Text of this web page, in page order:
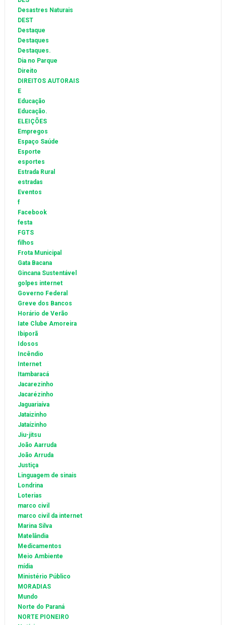
Desastres Naturais
DEST
Destaque
Destaques
Destaques.
Dia no Parque
Direito
DIREITOS AUTORAIS
E
Educação
Educação.
ELEIÇÕES
Empregos
Espaço Saúde
Esporte
esportes
Estrada Rural
estradas
Eventos
f
Facebook
festa
FGTS
filhos
Frota Municipal
Gata Bacana
Gincana Sustentável
golpes internet
Governo Federal
Greve dos Bancos
Horário de Verão
Iate Clube Amoreira
Ibiporã
Idosos
Incêndio
Internet
Itambaracá
Jacarezinho
Jacarézinho
Jaguariaíva
Jataizinho
Jataízinho
Jiu-jitsu
João Aarruda
João Arruda
Justiça
Linguagem de sinais
Londrina
Loterias
marco civil
marco civil da internet
Marina Silva
Matelândia
Medicamentos
Meio Ambiente
mídia
Ministério Público
MORADIAS
Mundo
Norte do Paraná
NORTE PIONEIRO